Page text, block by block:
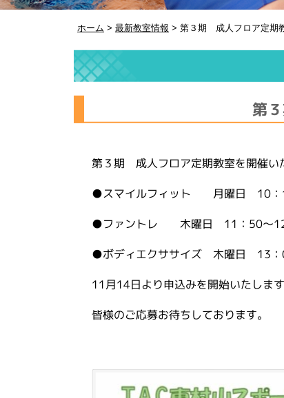
ホーム > 最新教室情報 > 第３期 成人フロア定期
第
第３期 成人フロア定期教室を開催い
●スマイルフィット 月曜日 10：
●ファントレ 木曜日 11：50～
●ボディエクササイズ 木曜日 13：
11月14日より申込みを開始いたします
皆様のご応募お待ちしております。